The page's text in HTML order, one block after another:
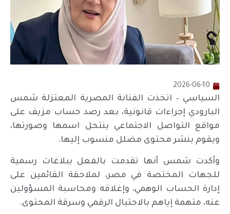
2026-06-10
السياسي – اتخذت الفنانة المصرية المعتزلة شمس
البارودي إجراءات قانونية، بعد رصد حساب مزيف على
مواقع التواصل الاجتماعي ينتحل اسمها وصورتها،
ويقوم بنشر محتوى مضلل منسوب إليها.
وأكدت شمس أنها تقدمت بالفعل ببلاغات رسمية
للجهات المختصة في مصر، لملاحقة القائمين على
إدارة الحساب الوهمي، وإغلاقه ومحاسبة المسؤولين
عنه، متهمة إياهم بالاحتيال الرقمي وسرقة المحتوى.